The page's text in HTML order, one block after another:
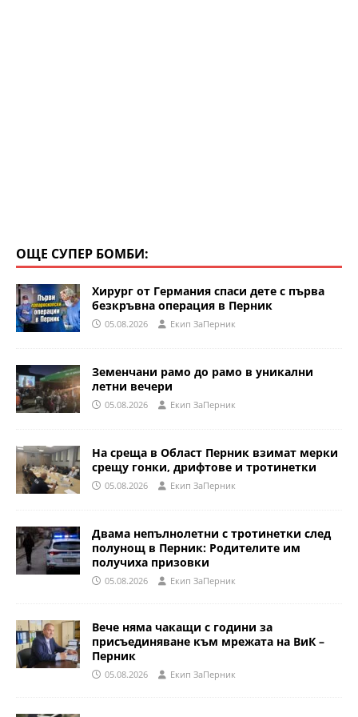
ОЩЕ СУПЕР БОМБИ:
Хирург от Германия спаси дете с първа
безкръвна операция в Перник
05.08.2026 Eкип ЗаПерник
Земенчани рамо до рамо в уникални
летни вечери
05.08.2026 Eкип ЗаПерник
На среща в Област Перник взимат мерки
срещу гонки, дрифтове и тротинетки
05.08.2026 Eкип ЗаПерник
Двама непълнолетни с тротинетки след
полунощ в Перник: Родителите им
получиха призовки
05.08.2026 Eкип ЗаПерник
Вече няма чакащи с години за
присъединяване към мрежата на ВиК –
Перник
05.08.2026 Eкип ЗаПерник